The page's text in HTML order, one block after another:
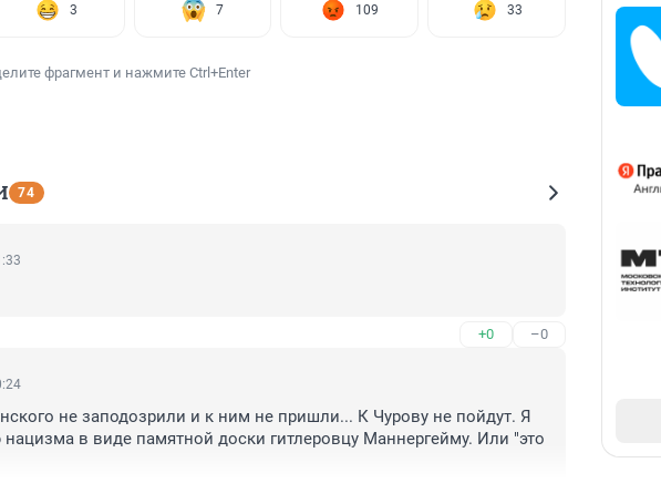
3 7 109 33
фрагмент и нажмите Ctrl+Enter
74
+0 –0
не заподозрили и к ним не пришли... К Чурову не пойдут. Я
в виде памятной доски гитлеровцу Маннергейму. Или "это